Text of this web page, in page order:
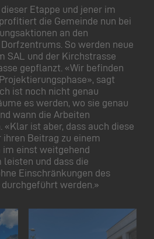
Etappe und jener im
die Gemeinde nun bei
an den
So werden neue
SAL und der Kirchstrasse
gepflanzt. «Wir befinden
sagt
ist noch nicht genau
es werden, wo sie genau
wann die Arbeiten
ist aber, dass auch diese
Beitrag zu einem
einst weitgehend
und dass die
Einschränkungen des
werden.»